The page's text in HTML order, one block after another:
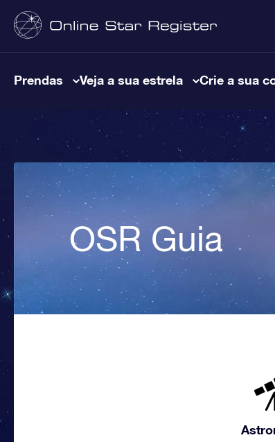
Prendas Veja a sua estrela Crie a sua
OSR Guia